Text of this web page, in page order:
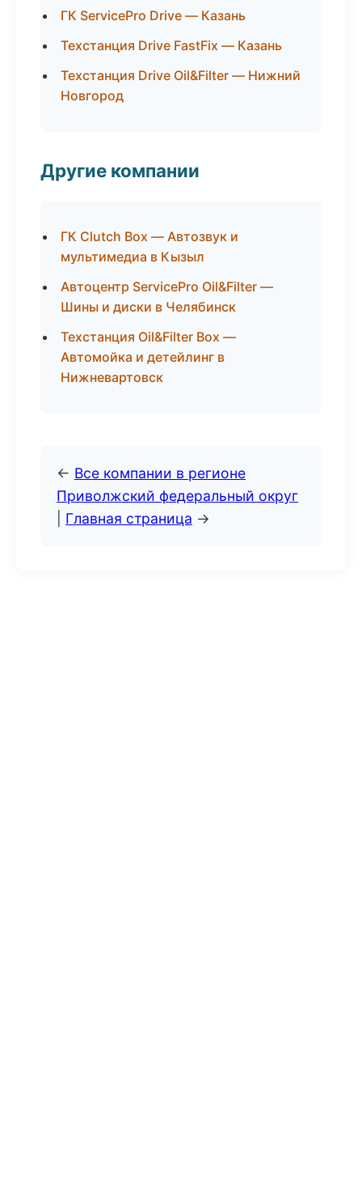
ГК ServicePro Drive — Казань
Техстанция Drive FastFix — Казань
Техстанция Drive Oil&Filter — Нижний
Новгород
Другие компании
ГК Clutch Box — Автозвук и
мультимедиа в Кызыл
Автоцентр ServicePro Oil&Filter —
Шины и диски в Челябинск
Техстанция Oil&Filter Box —
Автомойка и детейлинг в
Нижневартовск
← Все компании в регионе
Приволжский федеральный округ
Главная страница →